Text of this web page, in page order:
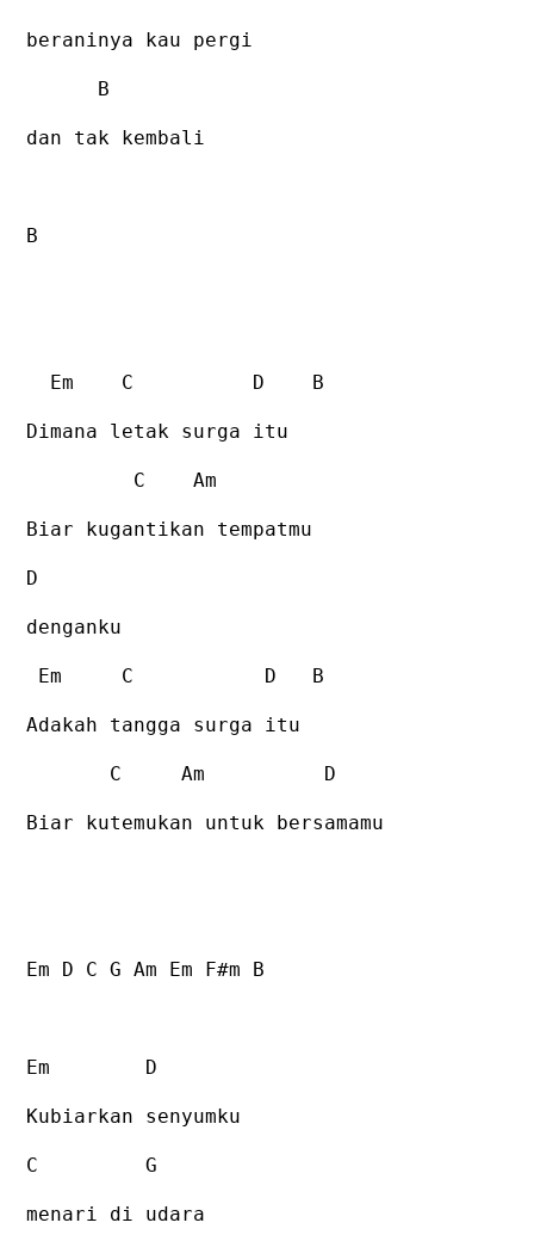
beraninya kau pergi
B
dan tak kembali
B
Em C D B
Dimana letak surga itu
C Am
Biar kugantikan tempatmu
D
denganku
Em C D B
Adakah tangga surga itu
C Am D
Biar kutemukan untuk bersamamu
Em D C G Am Em F#m B
Em D
Kubiarkan senyumku
C G
menari di udara